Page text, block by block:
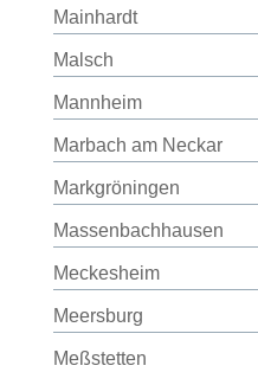
Mainhardt
Malsch
Mannheim
Marbach am Neckar
Markgröningen
Massenbachhausen
Meckesheim
Meersburg
Meßstetten